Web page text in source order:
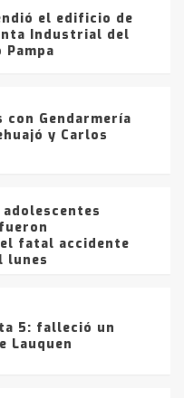
el edificio de
Industrial del
con Gendarmería
y Carlos
fatal accidente
lunes
5: falleció un
Lauquen